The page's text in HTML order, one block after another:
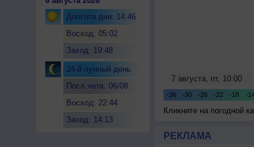
Долгота дня: 14:46
Восход: 05:02
Заход: 19:48
24-й лунный день
Посл.четв. 06/08
Восход: 22:44
Заход: 14:13
Кликните на погодной
РЕКЛАМА